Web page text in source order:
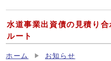
水道事業出資債の見積り
ルート
ホーム お知らせ